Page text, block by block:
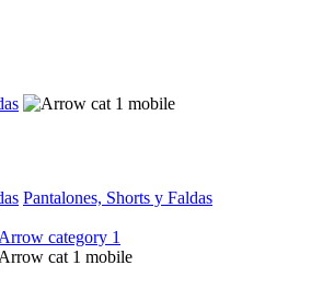
Pantalones, Shorts y Faldas